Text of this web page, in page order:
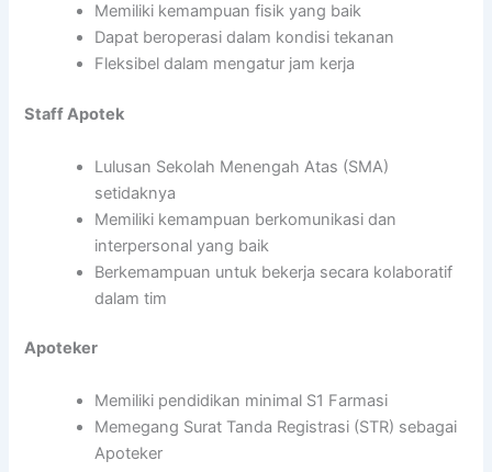
Memiliki kemampuan fisik yang baik
Dapat beroperasi dalam kondisi tekanan
Fleksibel dalam mengatur jam kerja
Staff Apotek
Lulusan Sekolah Menengah Atas (SMA)
setidaknya
Memiliki kemampuan berkomunikasi dan
interpersonal yang baik
Berkemampuan untuk bekerja secara kolaboratif
dalam tim
Apoteker
Memiliki pendidikan minimal S1 Farmasi
Memegang Surat Tanda Registrasi (STR) sebagai
Apoteker